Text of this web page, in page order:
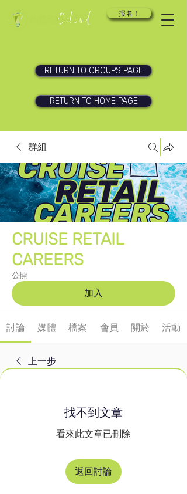
报名！
RETURN TO GROUPS PAGE
RETURN TO HOME PAGE
群組
CRUISE RETAIL
CAREERS
公開
加入
討論 媒體 檔案 會員 關於 活動
上一步
找不到文章
看來此文章已刪除
返回討論